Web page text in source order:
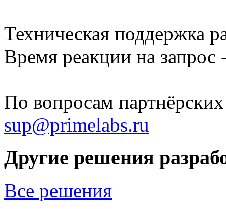
Техническая поддержка
Время реакции на запрос
По вопросам
sup@primelabs.ru
Другие решения
Все решения